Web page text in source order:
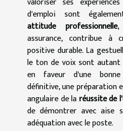
d'emploi sont
attitude professionnelle,
assurance, contribue à
positive durable. La
le ton de voix sont autant
en faveur d'une bonne
définitive, une préparation
angulaire de laréussite de
de démontrer avec aise
adéquation avec le poste.